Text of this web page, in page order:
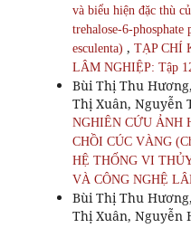
và biểu hiện đặc thù
trehalose-6-phosphate
esculenta) , TẠP CHÍ
LÂM NGHIỆP: Tập
Bùi Thị Thu
Thị Xuân, Nguyễn
NGHIÊN CỨU ẢNH
CHỒI CÚC VÀNG
HỆ THỐNG VI
VÀ CÔNG NGHỆ
Bùi Thị Thu
Thị Xuân, Nguyễn